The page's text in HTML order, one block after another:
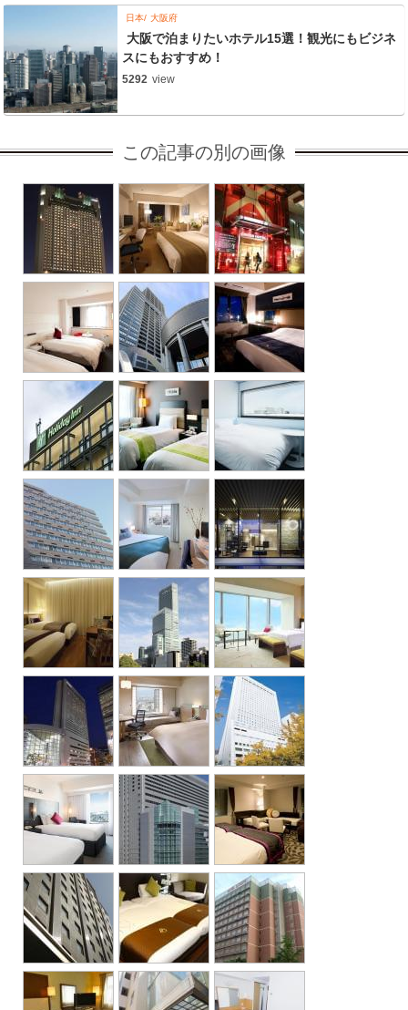
日本 大阪府
大阪で泊まりたいホテル15選！観光にもビジネ
スにもおすすめ！
5292 view
この記事の別の画像